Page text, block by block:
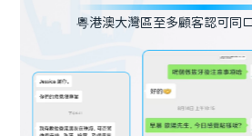
粵港澳大灣區至多顧客認可同